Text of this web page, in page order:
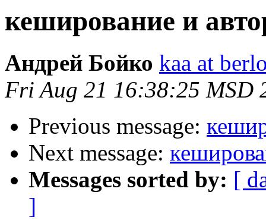
кеширование и
Андрей Бойко kaa at
Fri Aug 21 16:38:25 MSD
Previous message:
Next message:
Messages sorted by: [
]